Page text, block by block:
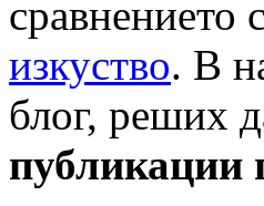
сравнението с
изкуство. В
блог, реших
публикации